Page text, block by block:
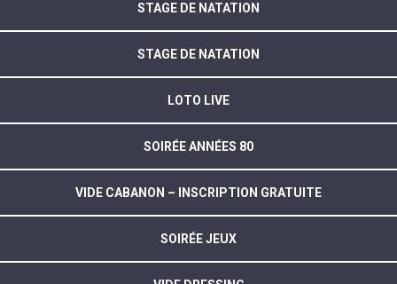
STAGE DE NATATION
STAGE DE NATATION
LOTO LIVE
SOIRÉE ANNÉES 80
VIDE CABANON – INSCRIPTION GRATUITE
SOIRÉE JEUX